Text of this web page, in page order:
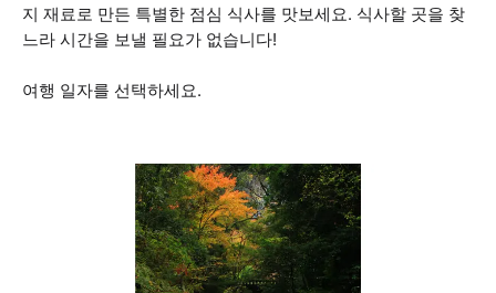
지 재료로 만든 특별한 점심 식사를 맛보세요. 식사할 곳을 찾
느라 시간을 보낼 필요가 없습니다!
여행 일자를 선택하세요.